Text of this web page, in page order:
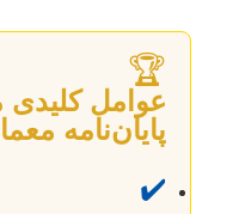
🏆
عوامل کلیدی
پایان‌نامه
✔️